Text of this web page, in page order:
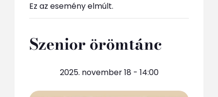
Ez az esemény elmúlt.
Szenior örömtánc
2025. november 18 - 14:00